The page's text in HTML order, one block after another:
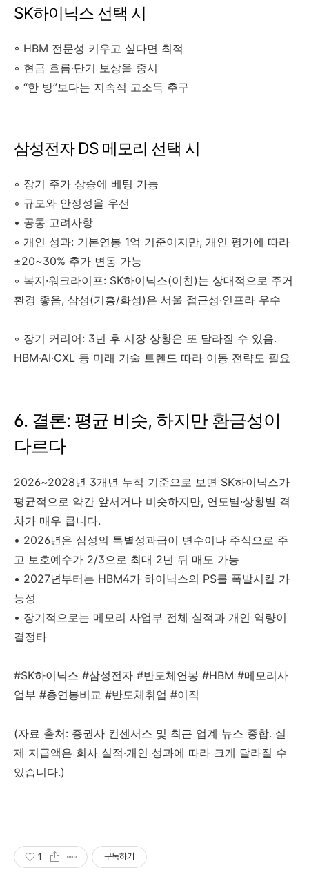
SK하이닉스 선택 시
◦ HBM 전문성 키우고 싶다면 최적
◦ 현금 흐름·단기 보상을 중시
◦ “한 방”보다는 지속적 고소득 추구
삼성전자 DS 메모리 선택 시
◦ 장기 주가 상승에 베팅 가능
◦ 규모와 안정성을 우선
• 공통 고려사항
◦ 개인 성과: 기본연봉 1억 기준이지만, 개인 평가에 따라
±20~30% 추가 변동 가능
◦ 복지·워크라이프: SK하이닉스(이천)는 상대적으로 주거
환경 좋음, 삼성(기흥/화성)은 서울 접근성·인프라 우수
◦ 장기 커리어: 3년 후 시장 상황은 또 달라질 수 있음.
HBM·AI·CXL 등 미래 기술 트렌드 따라 이동 전략도 필요
6. 결론: 평균 비슷, 하지만 환금성이
다르다
2026~2028년 3개년 누적 기준으로 보면 SK하이닉스가
평균적으로 약간 앞서거나 비슷하지만, 연도별·상황별 격
차가 매우 큽니다.
• 2026년은 삼성의 특별성과급이 변수이나 주식으로 주
고 보호예수가 2/3으로 최대 2년 뒤 매도 가능
• 2027년부터는 HBM4가 하이닉스의 PS를 폭발시킬 가
능성
• 장기적으로는 메모리 사업부 전체 실적과 개인 역량이
결정타
#SK하이닉스 #삼성전자 #반도체연봉 #HBM #메모리사
업부 #총연봉비교 #반도체취업 #이직
(자료 출처: 증권사 컨센서스 및 최근 업계 뉴스 종합. 실
제 지급액은 회사 실적·개인 성과에 따라 크게 달라질 수
있습니다.)
1 구독하기